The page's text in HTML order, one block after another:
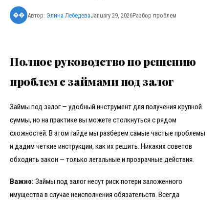
�� Автор: Элина ЛебедеваJanuary 29, 2026Разбор проблем
Полное руководство по решению
проблем с займами под залог
Займы под залог — удобный инструмент для получения крупной
суммы, но на практике вы можете столкнуться с рядом
сложностей. В этом гайде мы разберем самые частые проблемы
и дадим четкие инструкции, как их решить. Никаких советов
обходить закон — только легальные и прозрачные действия.
Важно: Займы под залог несут риск потери заложенного
имущества в случае неисполнения обязательств. Всегда